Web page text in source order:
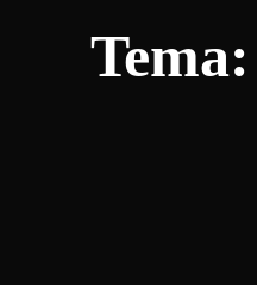
Tema: